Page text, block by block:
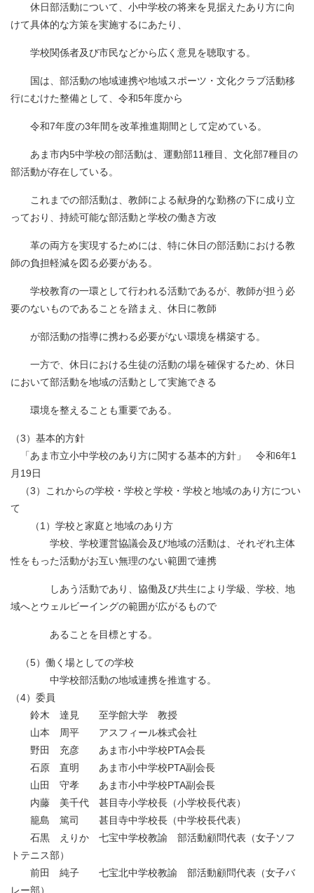
休日部活動について、小中学校の将来を見据えたあり方に向
けて具体的な方策を実施するにあたり、
学校関係者及び市民などから広く意見を聴取する。
国は、部活動の地域連携や地域スポーツ・文化クラブ活動移
行にむけた整備として、令和5年度から
令和7年度の3年間を改革推進期間として定めている。
あま市内5中学校の部活動は、運動部11種目、文化部7種目の
部活動が存在している。
これまでの部活動は、教師による献身的な勤務の下に成り立
っており、持続可能な部活動と学校の働き方改
革の両方を実現するためには、特に休日の部活動における教
師の負担軽減を図る必要がある。
学校教育の一環として行われる活動であるが、教師が担う必
要のないものであることを踏まえ、休日に教師
が部活動の指導に携わる必要がない環境を構築する。
一方で、休日における生徒の活動の場を確保するため、休日
において部活動を地域の活動として実施できる
環境を整えることも重要である。
（3）基本的方針
「あま市立小中学校のあり方に関する基本的方針」 令和6年1
月19日
（3）これからの学校・学校と学校・学校と地域のあり方につい
て
（1）学校と家庭と地域のあり方
学校、学校運営協議会及び地域の活動は、それぞれ主体
性をもった活動がお互い無理のない範囲で連携
しあう活動であり、協働及び共生により学級、学校、地
域へとウェルビーイングの範囲が広がるもので
あることを目標とする。
（5）働く場としての学校
中学校部活動の地域連携を推進する。
（4）委員
鈴木 達見 至学館大学 教授
山本 周平 アスフィール株式会社
野田 充彦 あま市小中学校PTA会長
石原 直明 あま市小中学校PTA副会長
山田 守孝 あま市小中学校PTA副会長
内藤 美千代 甚目寺小学校長（小学校長代表）
籠島 篤司 甚目寺中学校長（中学校長代表）
石黒 えりか 七宝中学校教諭 部活動顧問代表（女子ソフ
トテニス部）
前田 純子 七宝北中学校教諭 部活動顧問代表（女子バ
レー部）